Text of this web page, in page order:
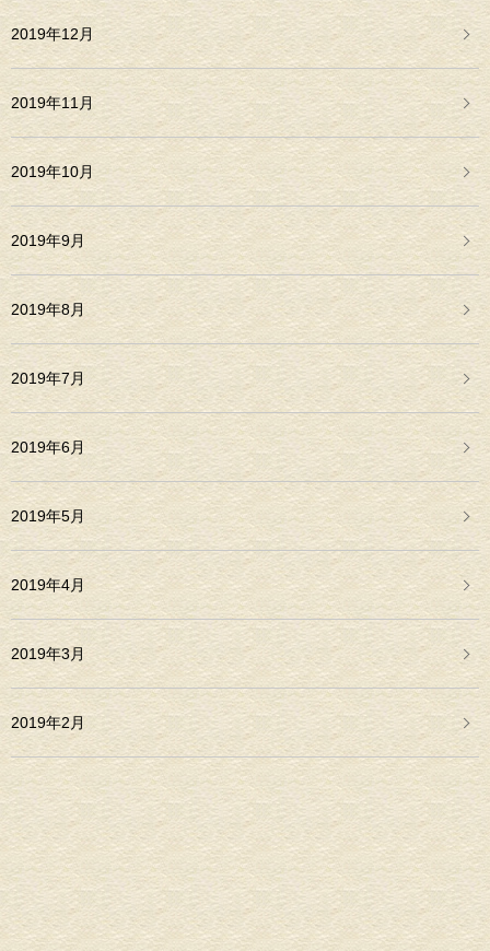
2019年12月
2019年11月
2019年10月
2019年9月
2019年8月
2019年7月
2019年6月
2019年5月
2019年4月
2019年3月
2019年2月